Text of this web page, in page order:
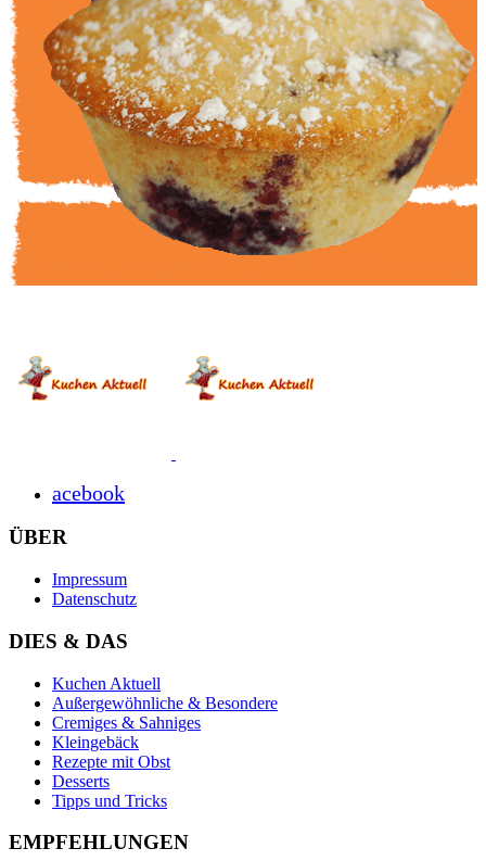
acebook
ÜBER
Impressum
Datenschutz
DIES & DAS
Kuchen Aktuell
Außergewöhnliche & Besondere
Cremiges & Sahniges
Kleingebäck
Rezepte mit Obst
Desserts
Tipps und Tricks
EMPFEHLUNGEN